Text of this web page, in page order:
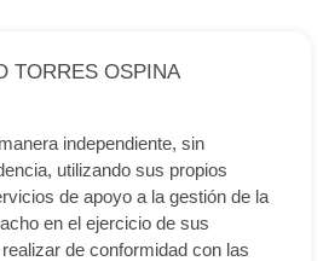
TORRES OSPINA
independiente, sin
utilizando sus propios
de apoyo a la gestión de la
en el ejercicio de sus
de conformidad con las